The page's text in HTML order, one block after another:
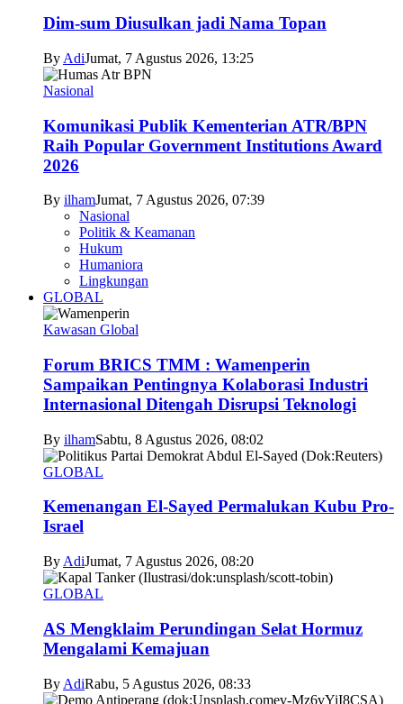
Dim-sum Diusulkan jadi Nama Topan
By AdiJumat, 7 Agustus 2026, 13:25
Nasional
Komunikasi Publik Kementerian ATR/BPN
Raih Popular Government Institutions Award
2026
By ilhamJumat, 7 Agustus 2026, 07:39
Nasional
Politik & Keamanan
Hukum
Humaniora
Lingkungan
GLOBAL
Kawasan Global
Forum BRICS TMM : Wamenperin
Sampaikan Pentingnya Kolaborasi Industri
Internasional Ditengah Disrupsi Teknologi
By ilhamSabtu, 8 Agustus 2026, 08:02
GLOBAL
Kemenangan El-Sayed Permalukan Kubu Pro-
Israel
By AdiJumat, 7 Agustus 2026, 08:20
GLOBAL
AS Mengklaim Perundingan Selat Hormuz
Mengalami Kemajuan
By AdiRabu, 5 Agustus 2026, 08:33